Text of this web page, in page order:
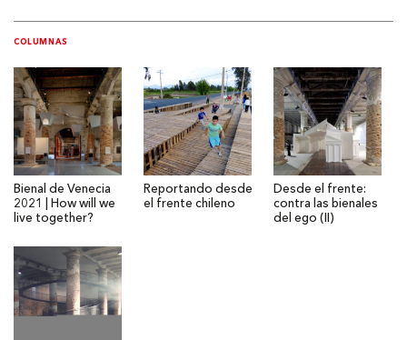
COLUMNAS
Bienal de Venecia
2021 | How will we
live together?
Reportando desde
el frente chileno
Desde el frente:
contra las bienales
del ego (II)